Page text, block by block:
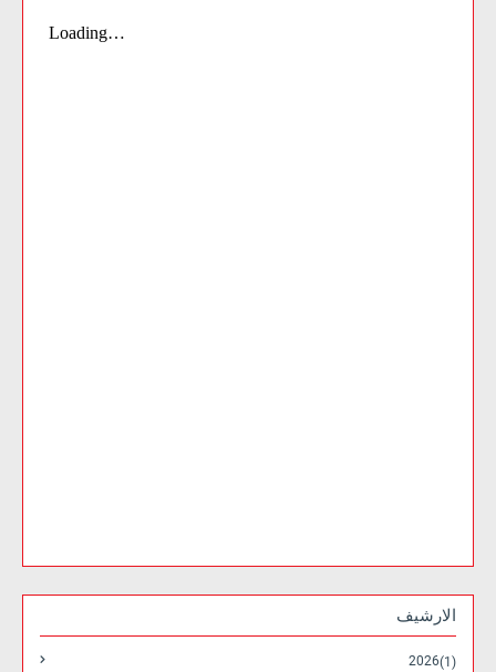
الارشيف
2026 (1)